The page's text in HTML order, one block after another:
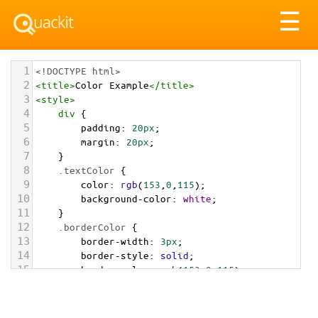
☰
1 <!DOCTYPE html>
2 <title>Color Example</title>
3 <style>
4 div {
5 padding: 20px;
6 margin: 20px;
7 }
8 .textColor {
9 color: rgb(153 0 115);
10 background-color: white;
11 }
12 .borderColor {
13 border-width: 3px;
14 border-style: solid;
15 border-color: rgb(153,0,115);